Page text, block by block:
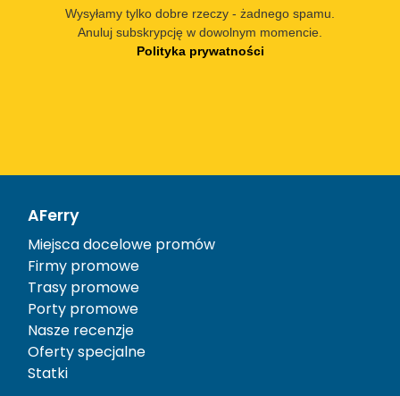
Wysyłamy tylko dobre rzeczy - żadnego spamu.
Anuluj subskrypcję w dowolnym momencie.
Polityka prywatności
AFerry
Miejsca docelowe promów
Firmy promowe
Trasy promowe
Porty promowe
Nasze recenzje
Oferty specjalne
Statki